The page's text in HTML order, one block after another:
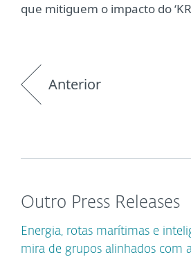
que mitiguem o impacto do
Anterior
Outro Press Releases
Energia, rotas marítimas e
mira de grupos alinhados com